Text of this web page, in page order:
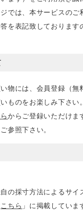
では、本サービスのご
を表記致しております
物には、会員登録（無
ものをお楽しみ下さい。
からご登録いただけま
参照下さい。
の採寸方法によるサイ
こちら 」に掲載していま